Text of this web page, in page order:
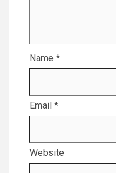
Name *
Email *
Website